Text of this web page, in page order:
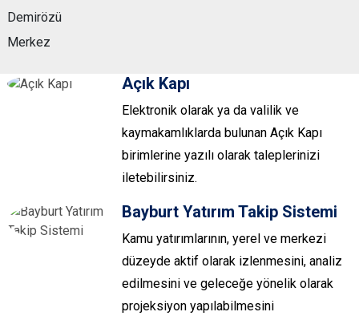
Demirözü
Merkez
Açık Kapı
Elektronik olarak ya da valilik ve
kaymakamlıklarda bulunan Açık Kapı
birimlerine yazılı olarak taleplerinizi
iletebilirsiniz.
Bayburt Yatırım Takip Sistemi
Kamu yatırımlarının, yerel ve merkezi
düzeyde aktif olarak izlenmesini, analiz
edilmesini ve geleceğe yönelik olarak
projeksiyon yapılabilmesini